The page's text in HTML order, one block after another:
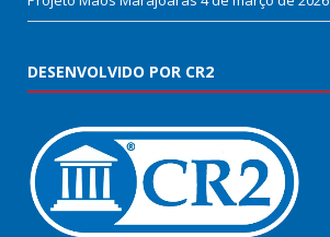
DESENVOLVIDO POR CR2